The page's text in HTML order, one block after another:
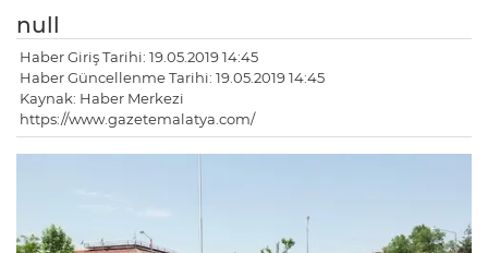
null
Haber Giriş Tarihi: 19.05.2019 14:45
Haber Güncellenme Tarihi: 19.05.2019 14:45
Kaynak: Haber Merkezi
https://www.gazetemalatya.com/